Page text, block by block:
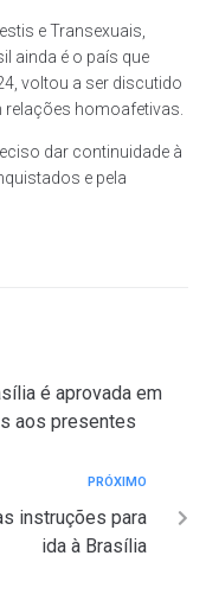
e Transexuais,
ainda é o país que
voltou a ser discutido
relações homoafetivas.
dar continuidade à
e pela
é aprovada em
aos presentes
PRÓXIMO
instruções para
ida à Brasília